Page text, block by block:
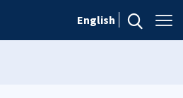
English